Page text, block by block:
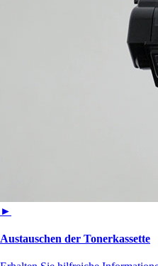
►
Austauschen der Tonerkassette